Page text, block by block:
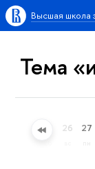
Высшая школа
Тема
25 26 27